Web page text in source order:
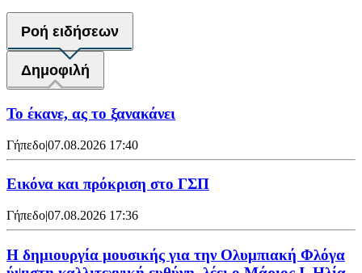
Ροή ειδήσεων
Δημοφιλή
Το έκανε, ας το ξανακάνει
Γήπεδο|07.08.2026 17:40
Εικόνα και πρόκριση στο ΓΣΠ
Γήπεδο|07.08.2026 17:36
Η δημιουργία μουσικής για την Ολυμπιακή Φλόγα